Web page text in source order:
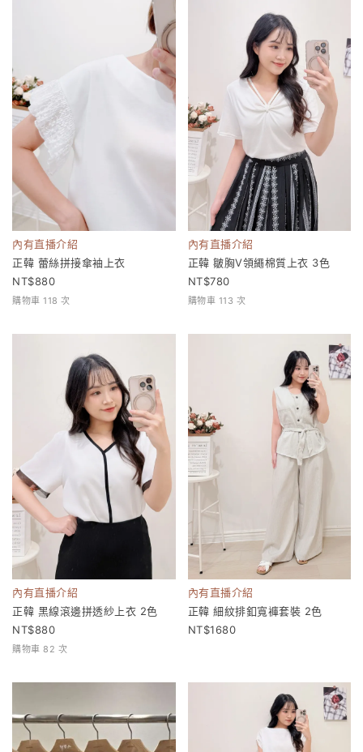
內有直播介紹
正韓 蕾絲拼接傘袖上衣
880
購物車 118 次
內有直播介紹
正韓 皺胸V領繩棉質上衣 3色
780
購物車 113 次
內有直播介紹
正韓 黑線滾邊拼透紗上衣 2色
880
購物車 82 次
內有直播介紹
正韓 細紋排釦寬褲套裝 2色
1680